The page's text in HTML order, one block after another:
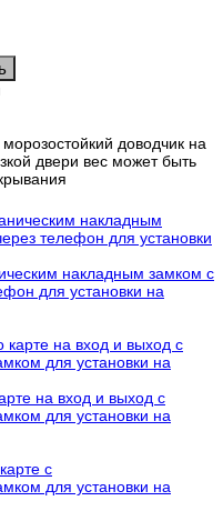
доводчик на
двери вес может быть
накладным замком с
для установки на
на вход и выход с
для установки на